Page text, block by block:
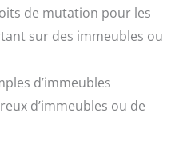
de mutation pour les
sur des immeubles ou
d’immeubles
d’immeubles ou de